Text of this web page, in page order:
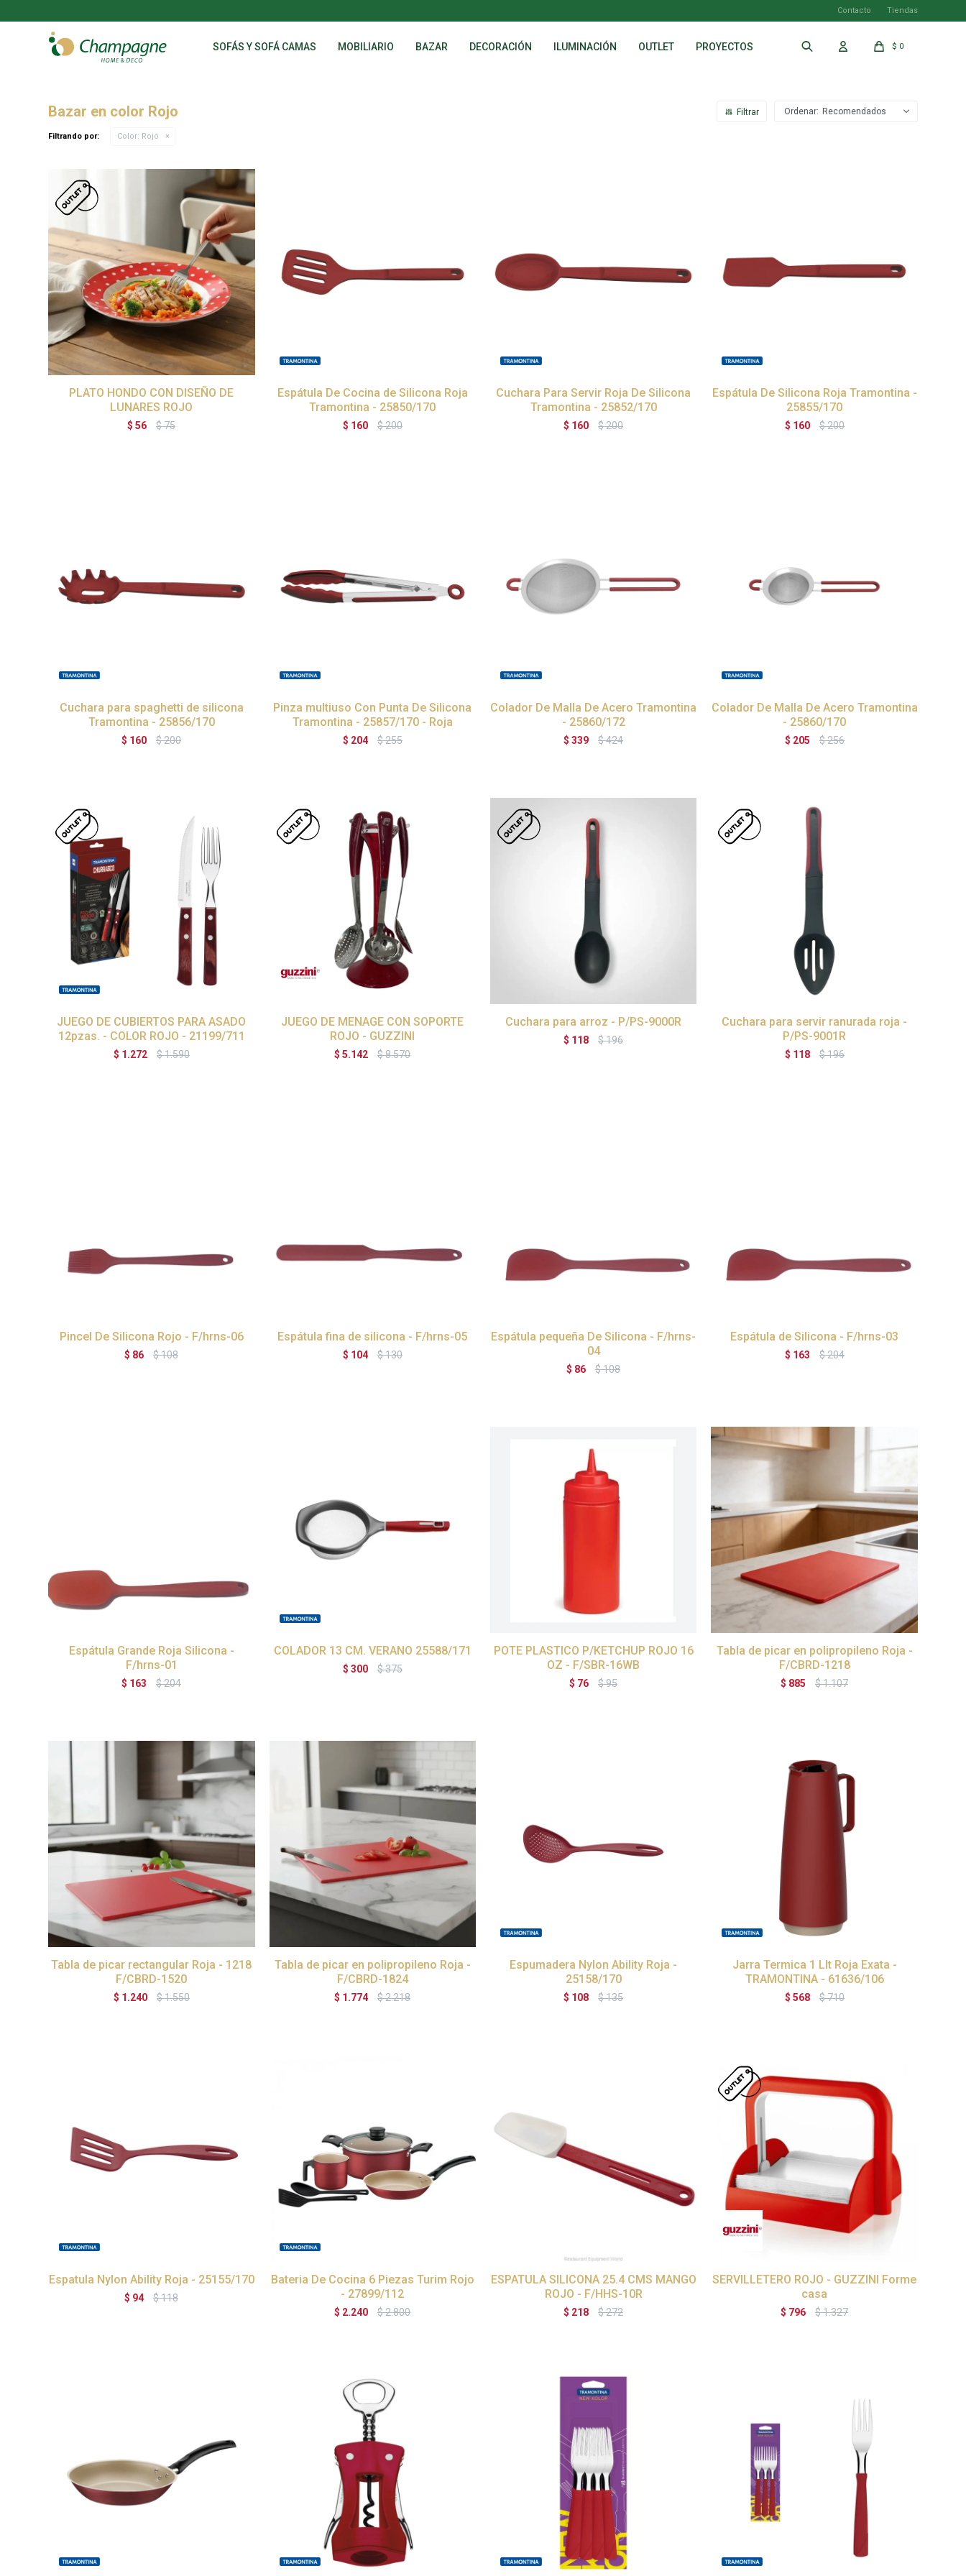
SOFÁS Y SOFÁ CAMAS MOBILIARIO BAZAR DECORACIÓN ILUMINACIÓN OUTLET PROYECTOS $ 0
Contacto Tiendas
Bazar en color Rojo Recomendados
Filtrando por: Color: Rojo
PLATO HONDO CON DISEÑO DE
LUNARES ROJO
$ 56 $75
Espátula De Cocina de Silicona Roja
Tramontina - 25850/170
$ 160 $200
Cuchara Para Servir Roja De Silicona
Tramontina - 25852/170
$ 160 $200
Espátula De Silicona Roja Tramontina -
25855/170
$ 160 $200
Cuchara para spaghetti de silicona
Tramontina - 25856/170
$ 160 $200
Pinza multiuso Con Punta De Silicona
Tramontina - 25857/170 - Roja
$ 204 $255
Colador De Malla De Acero Tramontina
- 25860/172
$ 339 $424
Colador De Malla De Acero Tramontina
- 25860/170
$ 205 $256
JUEGO DE CUBIERTOS PARA ASADO
12pzas. - COLOR ROJO - 21199/711
$ 1.272 $1.590
JUEGO DE MENAGE CON SOPORTE
ROJO - GUZZINI
$ 5.142 $8.570
Cuchara para arroz - P/PS-9000R
$ 118 $196
Cuchara para servir ranurada roja -
P/PS-9001R
$ 118 $196
Pincel De Silicona Rojo - F/hrns-06
$ 86 $108
Espátula fina de silicona - F/hrns-05
$ 104 $130
Espátula pequeña De Silicona - F/hrns-
04
$ 86 $108
Espátula de Silicona - F/hrns-03
$ 163 $204
Espátula Grande Roja Silicona -
F/hrns-01
$ 163 $204
COLADOR 13 CM. VERANO 25588/171
$ 300 $375
POTE PLASTICO P/KETCHUP ROJO 16
OZ - F/SBR-16WB
$ 76 $95
Tabla de picar en polipropileno Roja -
F/CBRD-1218
$ 885 $1.107
Tabla de picar rectangular Roja - 1218
F/CBRD-1520
$ 1.240 $1.550
Tabla de picar en polipropileno Roja -
F/CBRD-1824
$ 1.774 $2.218
Espumadera Nylon Ability Roja -
25158/170
$ 108 $135
Jarra Termica 1 Llt Roja Exata -
TRAMONTINA - 61636/106
$ 568 $710
Espatula Nylon Ability Roja - 25155/170
$ 94 $118
Bateria De Cocina 6 Piezas Turim Rojo
- 27899/112
$ 2.240 $2.800
ESPATULA SILICONA 25.4 CMS MANGO
ROJO - F/HHS-10R
$ 218 $272
SERVILLETERO ROJO - GUZZINI Forme
casa
$ 796 $1.327